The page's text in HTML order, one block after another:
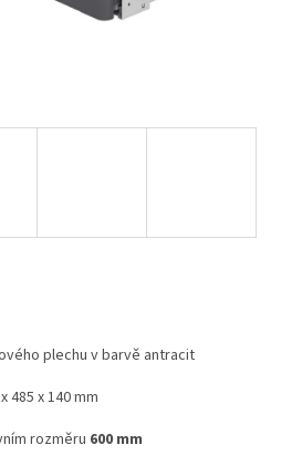
plechu v barvě antracit
485 x 140 mm
rozměru 600 mm